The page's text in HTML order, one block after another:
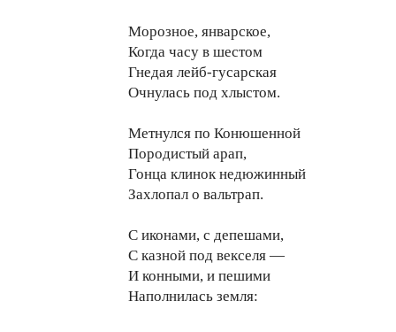
Морозное, январское,
Когда часу в шестом
Гнедая лейб-гусарская
Очнулась под хлыстом.
Метнулся по Конюшенной
Породистый арап,
Гонца клинок недюжинный
Захлопал о вальтрап.
С иконами, с депешами,
С казной под векселя —
И конными, и пешими
Наполнилась земля: